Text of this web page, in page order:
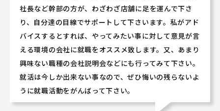
社長など幹部の方が、わざわざ店舗に足を運んで下さ
り、自分達の目線でサポートして下さいます。私がアド
バイスするとすれば、やってみたい事に対して意見が言
える環境の会社に就職をオススメ致します。又、あまり
興味ない職種の会社説明会などにも行ってみて下さい。
就活は今しか出来ない事なので、ぜひ悔いの残らないよ
うに就職活動をがんばって下さい。